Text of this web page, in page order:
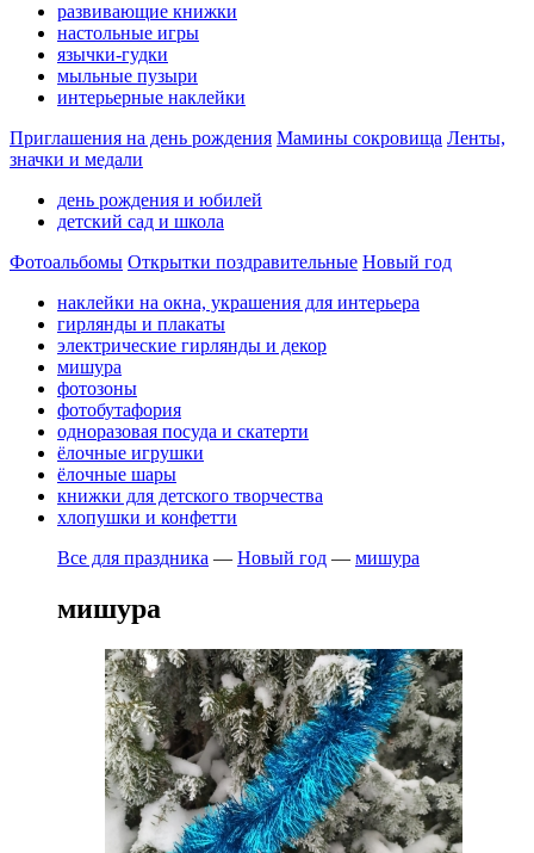
развивающие книжки
настольные игры
язычки-гудки
мыльные пузыри
интерьерные наклейки
Приглашения на день рождения Мамины сокровища Ленты,
значки и медали
день рождения и юбилей
детский сад и школа
Фотоальбомы Открытки поздравительные Новый год
наклейки на окна, украшения для интерьера
гирлянды и плакаты
электрические гирлянды и декор
мишура
фотозоны
фотобутафория
одноразовая посуда и скатерти
ёлочные игрушки
ёлочные шары
книжки для детского творчества
хлопушки и конфетти
Все для праздника — Новый год — мишура
мишура